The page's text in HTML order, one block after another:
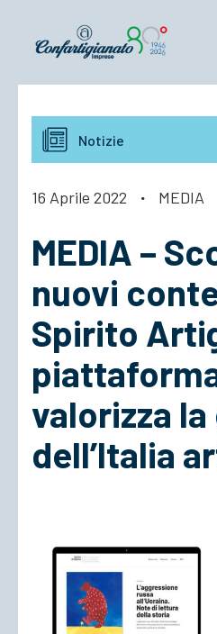
Notizie e Documenti
Confartigianato
Cosa Facciamo
ACCEDI
Notizie
16 Aprile 2022 · MEDIA
MEDIA –
nuovi
Spirito
valorizza
dell’Italia